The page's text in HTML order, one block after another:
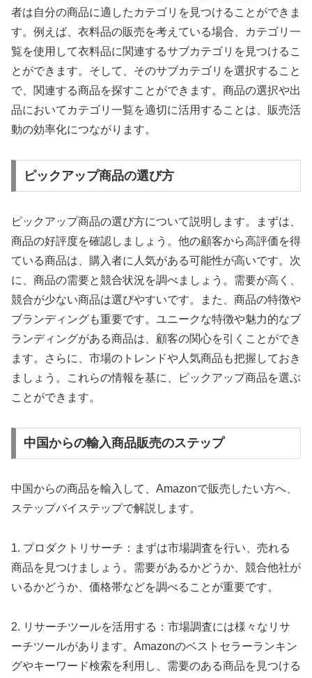
者は自分の商品に適したカテゴリを見つけることができま
す。例えば、衣料品の販売を考えている場合、カテゴリ一
覧を使用して衣料品に関連するサブカテゴリを見つけるこ
とができます。そして、そのサブカテゴリを選択すること
で、関連する商品を探すことができます。商品の選択や出
品においてカテゴリ一覧を適切に活用することは、販売活
動の効率化につながります。
ピックアップ商品の選び方
ピックアップ商品の選び方について説明します。まずは、
商品の好評度を確認しましょう。他の顧客から高評価を得
ている商品は、購入者に人気がある可能性が高いです。次
に、商品の需要と競合状況を調べましょう。需要が高く、
競合が少ない商品は選びやすいです。また、商品の特徴や
ブランディングも重要です。ユニークな特徴や魅力的なブ
ランディングがある商品は、顧客の関心を引くことができ
ます。さらに、市場のトレンドや人気商品も把握しておき
ましょう。これらの情報を基に、ピックアップ商品を選ぶ
ことができます。
中国からの輸入商品販売のステップ
中国からの商品を輸入して、Amazonで販売したい方へ、
ステップバイステップで解説します。
1. プロダクトリサーチ：まずは市場調査を行い、売れる
商品を見つけましょう。需要があるかどうか、競合他社が
いるかどうか、価格帯などを調べることが重要です。
2. リサーチツールを活用する：市場調査には様々なリサ
ーチツールがあります。Amazonのベストセラーランキン
グやキーワード検索を利用し、需要のある商品を見つける